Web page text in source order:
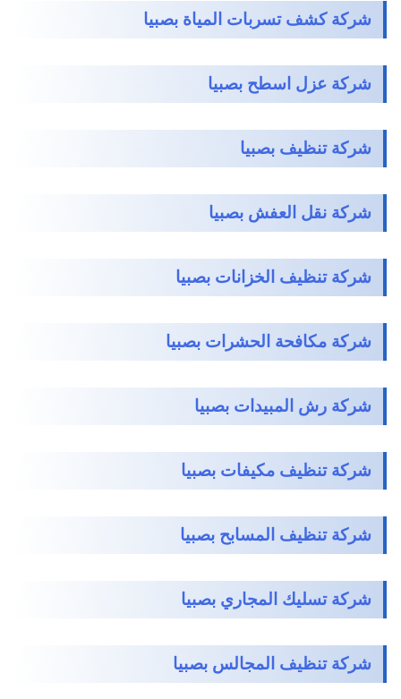
شركة كشف تسربات المياة بصبيا
شركة عزل اسطح بصبيا
شركة تنظيف بصبيا
شركة نقل العفش بصبيا
شركة تنظيف الخزانات بصبيا
شركة مكافحة الحشرات بصبيا
شركة رش المبيدات بصبيا
شركة تنظيف مكيفات بصبيا
شركة تنظيف المسابح بصبيا
شركة تسليك المجاري بصبيا
شركة تنظيف المجالس بصبيا